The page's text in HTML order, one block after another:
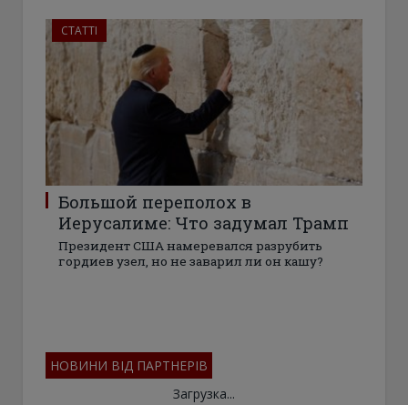
СТАТТІ
Большой переполох в
Иерусалиме: Что задумал Трамп
Президент США намеревался разрубить
гордиев узел, но не заварил ли он кашу?
НОВИНИ ВІД ПАРТНЕРІВ
Загрузка...